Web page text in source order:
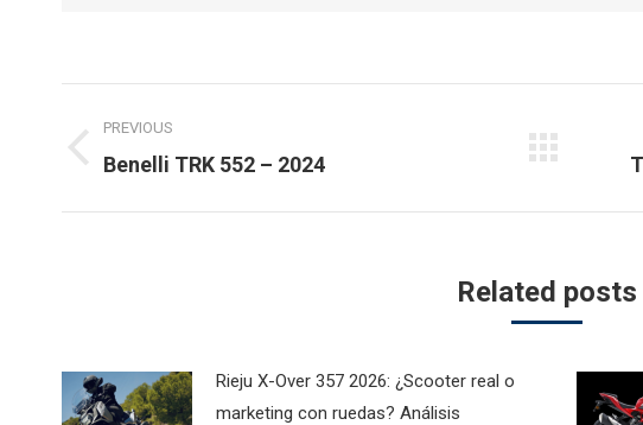
navigation
PREVIOUS
Previous
Benelli TRK 552 – 2024
Next
Related posts
Rieju X-Over 357 2026: ¿Scooter real o
marketing con ruedas? Análisis